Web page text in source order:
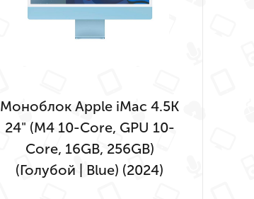
Моноблок Apple iMac 4.5K
24" (M4 10-Core, GPU 10-
Core, 16GB, 256GB)
(Голубой | Blue) (2024)